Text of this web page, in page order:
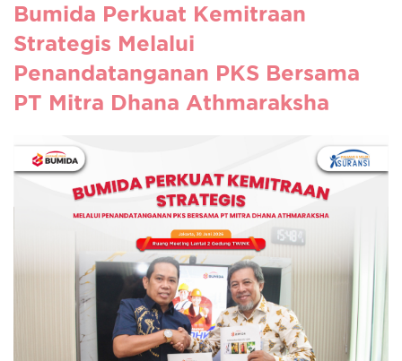
Bumida Perkuat Kemitraan
Strategis Melalui
Penandatanganan PKS Bersama
PT Mitra Dhana Athmaraksha